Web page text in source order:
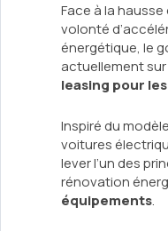
Face à la hausse
volonté
énergétique, le
actuellement
leasing pour
Inspiré du
voitures
lever l’un des
rénovation
équipements.